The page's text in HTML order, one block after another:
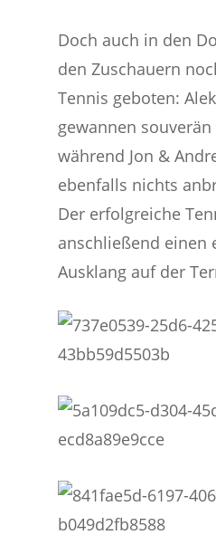
Doch auch in den
den Zuschauern
Tennis geboten:
gewannen souverän
während Jon &
ebenfalls nichts
Der erfolgreiche
anschließend einen
Ausklang auf der